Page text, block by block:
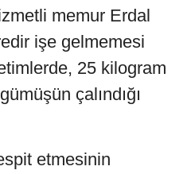
memur Erdal
işe gelmemesi
25 kilogram
çalındığı
etmesinin